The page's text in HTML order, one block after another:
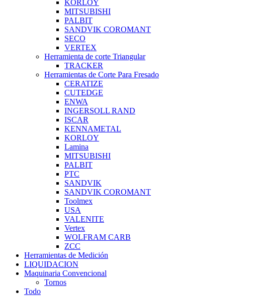
KORLOY
MITSUBISHI
PALBIT
SANDVIK COROMANT
SECO
VERTEX
Herramienta de corte Triangular
TRACKER
Herramientas de Corte Para Fresado
CERATIZE
CUTEDGE
ENWA
INGERSOLL RAND
ISCAR
KENNAMETAL
KORLOY
Lamina
MITSUBISHI
PALBIT
PTC
SANDVIK
SANDVIK COROMANT
Toolmex
USA
VALENITE
Vertex
WOLFRAM CARB
ZCC
Herramientas de Medición
LIQUIDACION
Maquinaria Convencional
Tornos
Todo